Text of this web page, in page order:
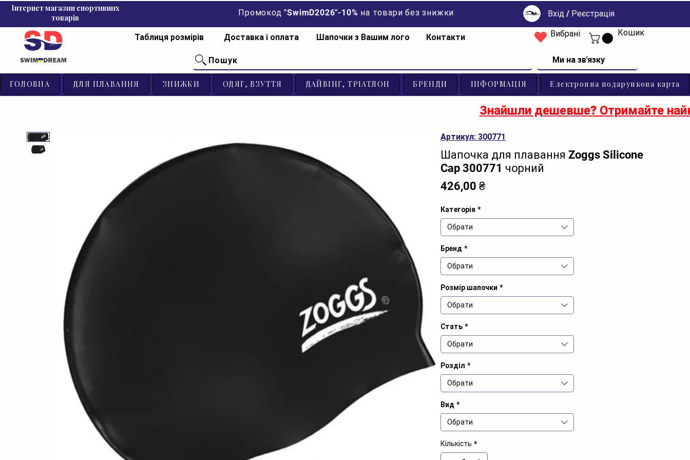
Інтернет магазин спортивних
товарів
Промокод "SwimD2026"-10% на товари без знижки Вхід / Реєстрація
Таблиця розмірів Доставка і оплата Шапочки з Вашим лого Контакти Вибрані Кошик
Пошук Ми на зв'язку
ГОЛОВНА ДЛЯ ПЛАВАННЯ ЗНИЖКИ ОДЯГ, ВЗУТТЯ ДАЙВІНГ, ТРІАТЛОН БРЕНДИ ІНФОРМАЦІЯ Електронна подарункова карта
Артикул: 300771
Шапочка для плавання Zoggs Silicone
Cap 300771 чорний
426,00 ₴Ціна
Категорія *
Обрати
Бренд *
Обрати
Розмір шапочки *
Обрати
Стать *
Обрати
Розділ *
Обрати
Вид *
Обрати
Кількість *
Знайшли дешевше? Отримайте